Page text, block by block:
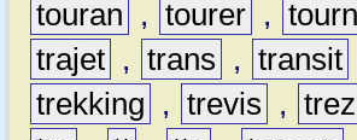
touran , tourer ,
trajet , trans , transit
trekking
, trevis ,